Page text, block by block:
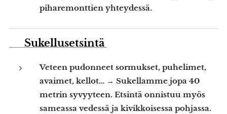
piharemonttien yhteydessä.
🤿 Sukellusetsintä
Veteen pudonneet sormukset, puhelimet,
avaimet, kellot… → Sukellamme jopa 40
metrin syvyyteen. Etsintä onnistuu myös
sameassa vedessä ja kivikkoisessa pohjassa.